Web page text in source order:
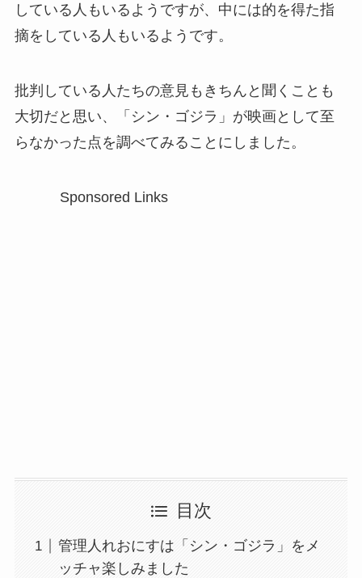
している人もいるようですが、中には的を得た指
摘をしている人もいるようです。
批判している人たちの意見もきちんと聞くことも
大切だと思い、「シン・ゴジラ」が映画として至
らなかった点を調べてみることにしました。
Sponsored Links
目次
管理人れおにすは「シン・ゴジラ」をメ
ッチャ楽しみました